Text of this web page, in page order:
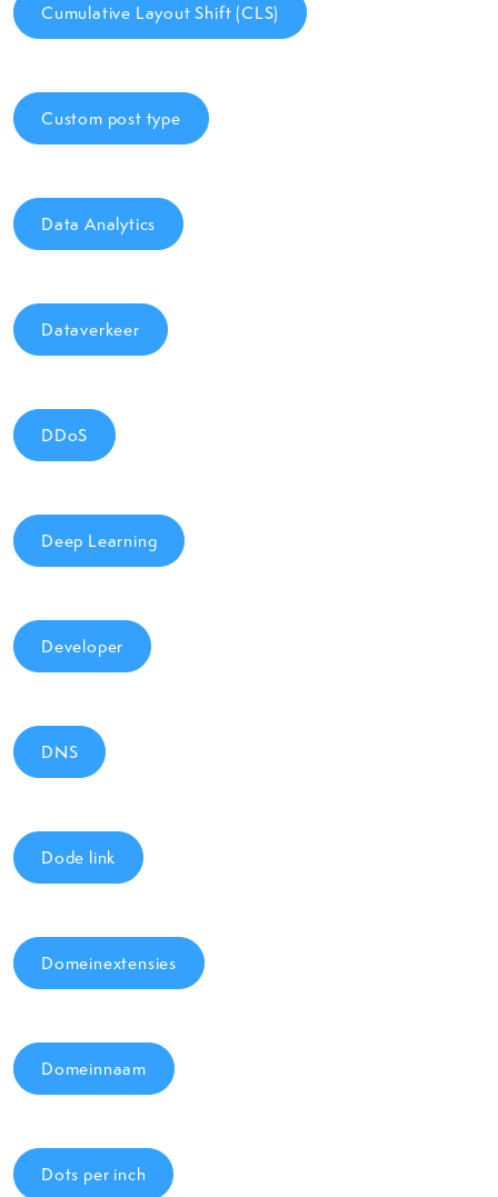
Cumulative Layout Shift (CLS)
Custom post type
Data Analytics
Dataverkeer
DDoS
Deep Learning
Developer
DNS
Dode link
Domeinextensies
Domeinnaam
Dots per inch